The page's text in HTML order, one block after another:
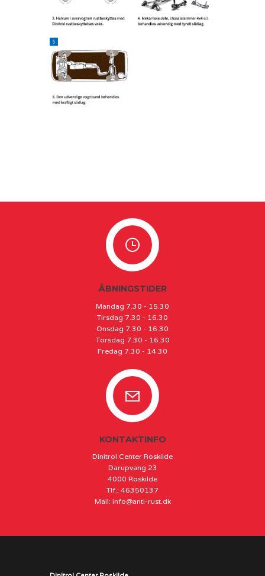
ÅBNINGSTIDER
Mandag 7.30 - 15.30
Tirsdag 7.30 - 16.30
Onsdag 7.30 - 16.30
Torsdag 7.30 - 16.30
Fredag 7.30 - 14.30
KONTAKTINFO
Dinitrol Center Roskilde
Darupvang 23
4000 Roskilde
Tlf.: 46350137
Mail: info@anti-rust.dk